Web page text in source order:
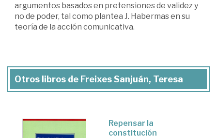
argumentos basados en pretensiones de validez y
no de poder, tal como plantea J. Habermas en su
teoría de la acción comunicativa.
Otros libros de Freixes Sanjuán, Teresa
Repensar la
constitución